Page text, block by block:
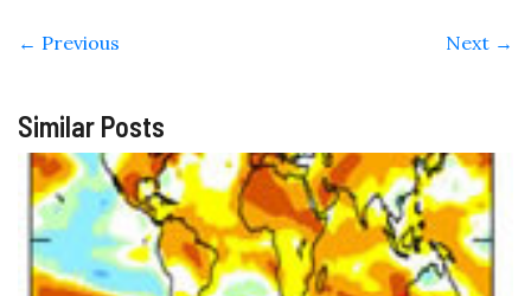
← Previous Next →
Similar Posts